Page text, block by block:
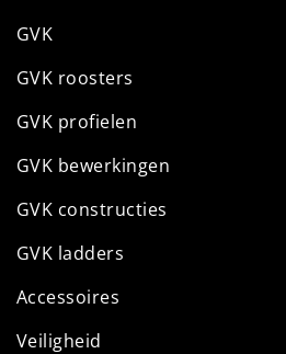
GVK
GVK roosters
GVK profielen
GVK bewerkingen
GVK constructies
GVK ladders
Accessoires
Veiligheid